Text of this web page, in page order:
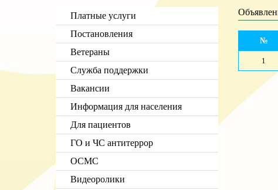
Платные услуги
Постановления
Ветераны
Служба поддержки
Вакансии
Информация для населения
Для пациентов
ГО и ЧС антитеррор
ОСМС
Видеоролики
№
1